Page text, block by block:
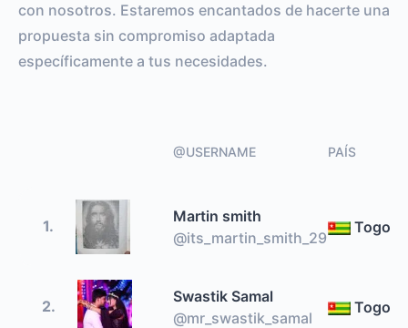
con nosotros. Estaremos encantados de hacerte una
propuesta sin compromiso adaptada
específicamente a tus necesidades.
@USERNAME PAÍS
1.
Martin smith
@its_martin_smith_29
Togo
2.
Swastik Samal
@mr_swastik_samal
Togo